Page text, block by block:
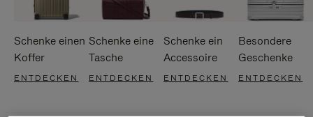
Schenke einen
Koffer
ENTDECKEN
Schenke eine
Tasche
ENTDECKEN
Schenke ein
Accessoire
ENTDECKEN
Besondere
Geschenke
ENTDECKEN